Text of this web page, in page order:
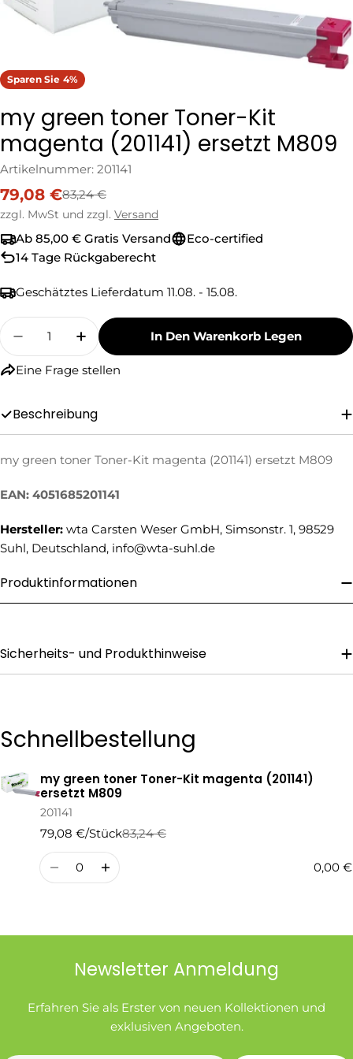
Sparen Sie 4%
my green toner Toner-Kit
magenta (201141) ersetzt M809
Artikelnummer: 201141
Verkaufspreis
79,08 €
Regulärer
Preis
83,24 €
zzgl. MwSt und zzgl. Versand
Ab 85,00 € Gratis Versand
Eco-certified
14 Tage Rückgaberecht
Geschätztes Lieferdatum 11.08. - 15.08.
Menge
Menge Für My Green Toner Toner-Kit
Menge Für My Green Toner Toner-
In Den Warenkorb Legen
Eine Frage stellen
Name
Mail
Ihre
Nachricht
Beschreibung
my green toner Toner-Kit magenta (201141) ersetzt M809
EAN: 4051685201141
Hersteller: wta Carsten Weser GmbH, Simsonstr. 1, 98529
Suhl, Deutschland, info@wta-suhl.de
Produktinformationen
Sicherheits- und Produkthinweise
Schnellbestellung
Ihr
Warenkorb
my green toner Toner-Kit magenta (201141)
ersetzt M809
201141
79,08 €/Stück
Regulärer
Preis
83,24 €
Verkaufspreis
Menge
0,00 €
Newsletter Anmeldung
Erfahren Sie als Erster von neuen Kollektionen und
exklusiven Angeboten.